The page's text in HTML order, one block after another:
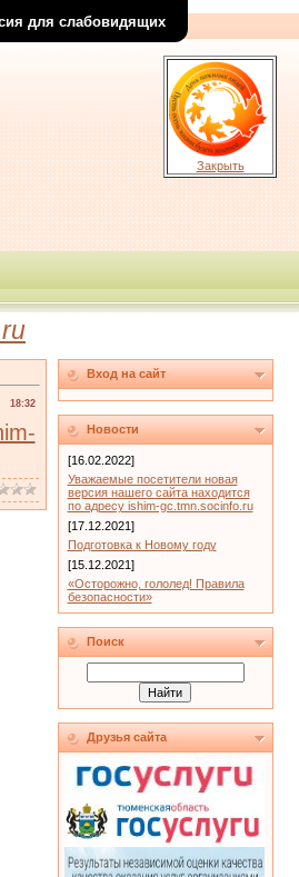
для слабовидящих
Закрыть
18:32
Вход на сайт
Новости
[16.02.2022]
Уважаемые посетители новая
версия нашего сайта находится
по адресу ishim-gc.tmn.socinfo.ru
[17.12.2021]
Подготовка к Новому году
[15.12.2021]
«Осторожно, гололед! Правила
безопасности»
Поиск
Друзья сайта